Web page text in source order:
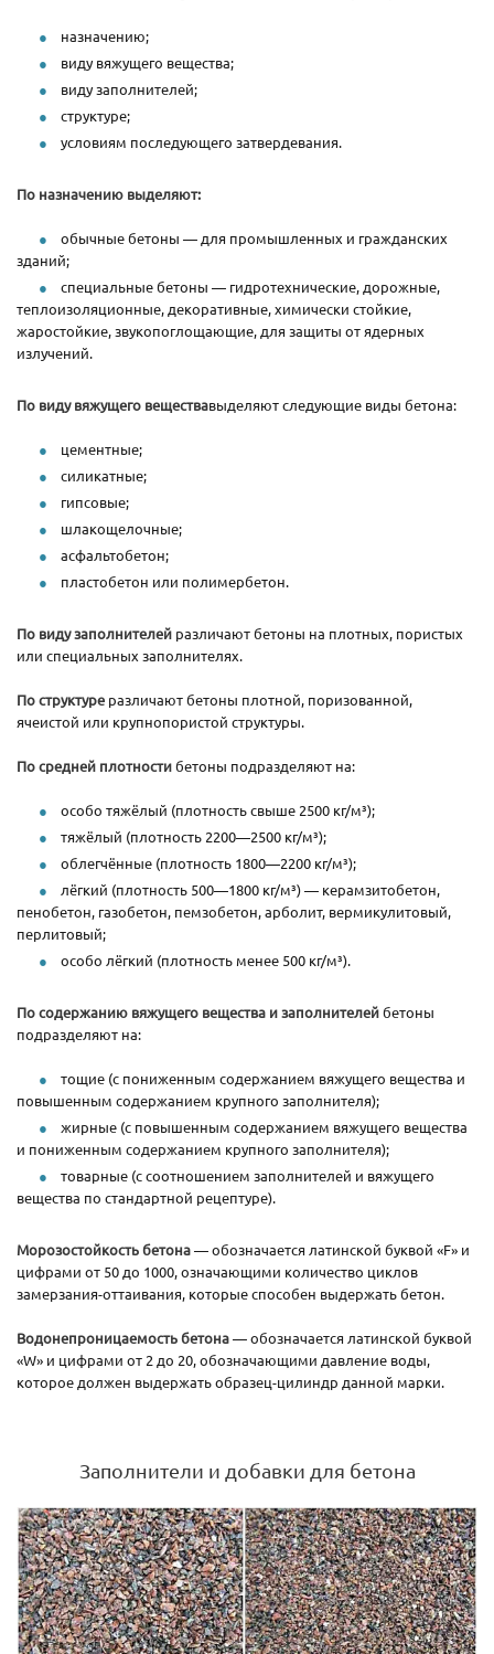
назначению;
виду вяжущего вещества;
виду заполнителей;
структуре;
условиям последующего затвердевания.
По назначению выделяют:
обычные бетоны — для промышленных и гражданских
зданий;
специальные бетоны — гидротехнические, дорожные,
теплоизоляционные, декоративные, химически стойкие,
жаростойкие, звукопоглощающие, для защиты от ядерных
излучений.
По виду вяжущего веществавыделяют следующие виды бетона:
цементные;
силикатные;
гипсовые;
шлакощелочные;
асфальтобетон;
пластобетон или полимербетон.
По виду заполнителей различают бетоны на плотных, пористых
или специальных заполнителях.
По структуре различают бетоны плотной, поризованной,
ячеистой или крупнопористой структуры.
По средней плотностибетоны подразделяют на:
особо тяжёлый (плотность свыше 2500 кг/м³);
тяжёлый (плотность 2200—2500 кг/м³);
облегчённые (плотность 1800—2200 кг/м³);
лёгкий (плотность 500—1800 кг/м³) — керамзитобетон,
пенобетон, газобетон, пемзобетон, арболит, вермикулитовый,
перлитовый;
особо лёгкий (плотность менее 500 кг/м³).
По содержанию вяжущего вещества и заполнителейбетоны
подразделяют на:
тощие (с пониженным содержанием вяжущего вещества и
повышенным содержанием крупного заполнителя);
жирные (с повышенным содержанием вяжущего вещества
и пониженным содержанием крупного заполнителя);
товарные (c соотношением заполнителей и вяжущего
вещества по стандартной рецептуре).
Морозостойкость бетона— обозначается латинской буквой «F» и
цифрами от 50 до 1000, означающими количество циклов
замерзания-оттаивания, которые способен выдержать бетон.
Водонепроницаемость бетона— обозначается латинской буквой
«W» и цифрами от 2 до 20, обозначающими давление воды,
которое должен выдержать образец-цилиндр данной марки.
Заполнители и добавки для бетона